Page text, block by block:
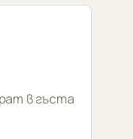
в гъста